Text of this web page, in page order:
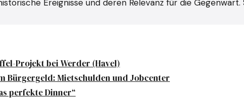
Ereignisse und deren Relevanz für die
Projekt bei Werder (Havel)
Bürgergeld: Mietschulden und Jobcenter
perfekte Dinner“